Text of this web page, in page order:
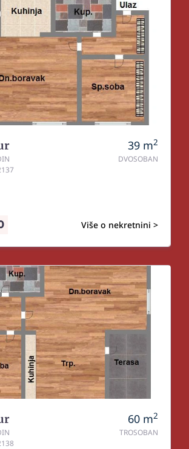
39 m2
DVOSOBAN
Više o nekretnini >
60 m2
TROSOBAN